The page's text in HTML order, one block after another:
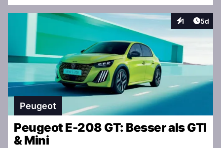
1
Interaktionen
5d
Peugeot
Peugeot E-208 GT: Besser als GTI
& Mini